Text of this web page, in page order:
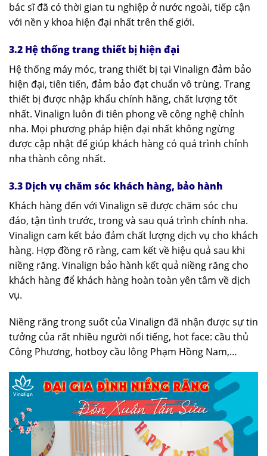
bác sĩ đã có thời gian tu nghiệp ở nước ngoài, tiếp cận
với nền y khoa hiện đại nhất trên thế giới.
3.2 Hệ thống trang thiết bị hiện đại
Hệ thống máy móc, trang thiết bị tại Vinalign đảm bảo
hiện đại, tiên tiến, đảm bảo đạt chuẩn vô trùng. Trang
thiết bị được nhập khẩu chính hãng, chất lượng tốt
nhất. Vinalign luôn đi tiên phong về công nghệ chỉnh
nha. Mọi phương pháp hiện đại nhất không ngừng
được cập nhật để giúp khách hàng có quá trình chỉnh
nha thành công nhất.
3.3 Dịch vụ chăm sóc khách hàng, bảo hành
Khách hàng đến với Vinalign sẽ được chăm sóc chu
đáo, tận tình trước, trong và sau quá trình chỉnh nha.
Vinalign cam kết bảo đảm chất lượng dịch vụ cho khách
hàng. Hợp đồng rõ ràng, cam kết về hiệu quả sau khi
niềng răng. Vinalign bảo hành kết quả niềng răng cho
khách hàng để khách hàng hoàn toàn yên tâm về dịch
vụ.
Niềng răng trong suốt của Vinalign đã nhận được sự tin
tưởng của rất nhiều người nổi tiếng, hot face: cầu thủ
Công Phương, hotboy cầu lông Phạm Hồng Nam,…